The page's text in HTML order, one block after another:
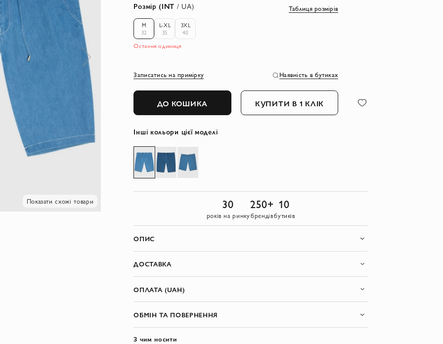
Показати схожі товари
Розмір (INT / UA)
M
32
L-XL
35
3XL
40
Остання одиниця
Таблиця розмірів
Записатись на примірку Наявність в бутиках
ДО КОШИКА КУПИТИ В 1 КЛІК
Інші кольори цієї моделі
30
років на ринку
250+
брендів
10
бутиків
ОПИС
ДОСТАВКА
ОПЛАТА (UAH)
ОБМІН ТА ПОВЕРНЕННЯ
З чим носити